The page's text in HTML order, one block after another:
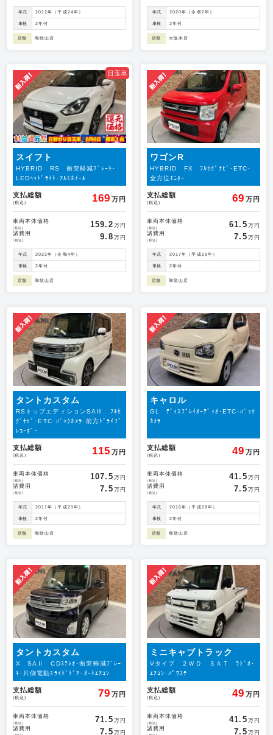
年式 2012年（平成24年）
車検 2年付
店舗 和歌山店
年式 2020年（令和2年）
車検 2年付
店舗 大阪本店
目玉車
スイフト
HYBRID RS 衝突軽減ﾌﾞﾚｰｷ･
LEDﾍｯﾄﾞﾗｲﾄ･ｱﾙﾐﾎｲｰﾙ
支払総額
(税込) 169 万円
車両本体価格
(税込) 159.2 万円
諸費用
(税込) 9.8 万円
年式 2022年（令和4年）
車検 2年付
店舗 和歌山店
ワゴンR
HYBRID FX ﾌﾙｾｸﾞﾅﾋﾞ･ETC･
全方位ﾓﾆﾀｰ
支払総額
(税込) 69 万円
車両本体価格
(税込) 61.5 万円
諸費用
(税込) 7.5 万円
年式 2017年（平成29年）
車検 2年付
店舗 和歌山店
タントカスタム
RSトップエディションSAⅢ ﾌﾙｾ
ｸﾞﾅﾋﾞ･ETC･ﾊﾞｯｸｶﾒﾗ･前方ﾄﾞﾗｲﾌﾞ
ﾚｺｰﾀﾞｰ
支払総額
(税込) 115 万円
車両本体価格
(税込) 107.5 万円
諸費用
(税込) 7.5 万円
年式 2017年（平成29年）
車検 2年付
店舗 和歌山店
キャロル
GL ﾃﾞｨｽﾌﾟﾚｲｵｰﾃﾞｨｵ･ETC･ﾊﾞｯｸ
ｶﾒﾗ
支払総額
(税込) 49 万円
車両本体価格
(税込) 41.5 万円
諸費用
(税込) 7.5 万円
年式 2016年（平成28年）
車検 2年付
店舗 和歌山店
タントカスタム
X SAⅡ CDｽﾃﾚｵ･衝突軽減ﾌﾞﾚｰ
ｷ･片側電動ｽﾗｲﾄﾞﾄﾞｱ･ｵｰﾄｴｱｺﾝ
支払総額
(税込) 79 万円
車両本体価格
(税込) 71.5 万円
諸費用
7.5 万円
ミニキャブトラック
Vタイプ ２ＷＤ ３ＡＴ ﾗｼﾞｵ･
ｴｱｺﾝ･ﾊﾟﾜｽﾃ
支払総額
(税込) 49 万円
車両本体価格
(税込) 41.5 万円
諸費用
7.5 万円